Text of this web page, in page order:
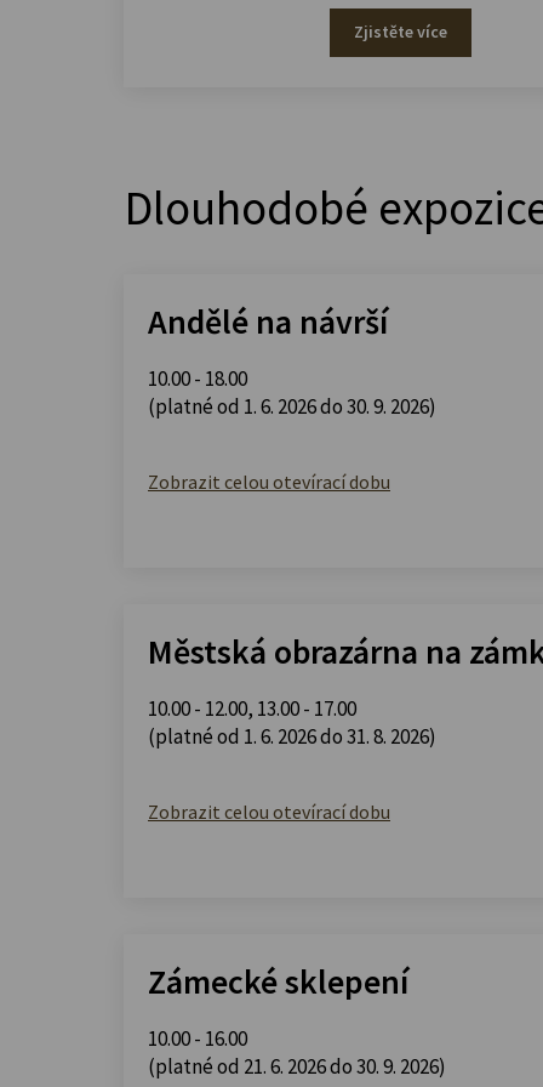
Zjistěte více
Dlouhodobé
Andělé na návrší
10.00 - 18.00
(platné od 1. 6. 2026 do 30. 9. 2026)
Zobrazit celou otevírací dobu
Městská obrazárna na
10.00 - 12.00, 13.00 - 17.00
(platné od 1. 6. 2026 do 31. 8. 2026)
Zobrazit celou otevírací dobu
Zámecké sklepení
10.00 - 16.00
(platné od 21. 6. 2026 do 30. 9. 2026)